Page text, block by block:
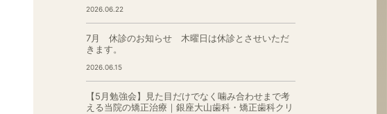
2026.06.22
7月 休診のお知らせ 木曜日は休診とさせいただ
きます。
2026.06.15
【5月勉強会】見た目だけでなく噛み合わせまで考
える当院の矯正治療｜銀座大山歯科・矯正歯科クリ